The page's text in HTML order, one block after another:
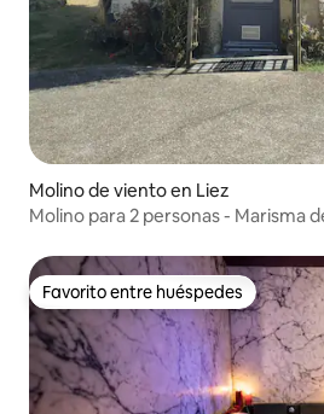
Molino de viento en Liez
Molino para 2 personas - Marisma
Favorito entre huéspedes
Favorito entre huéspedes